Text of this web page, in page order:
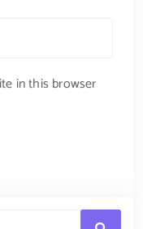
in this browser